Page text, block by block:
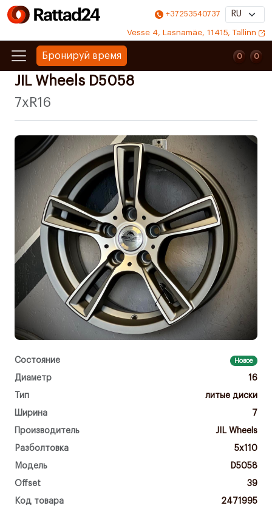
+37253540737
Vesse 4, Lasnamäe, 11415, Tallinn
Бронируй время 0 0
0 0
JIL Wheels D5058
7xR16
Состояние Новое
Диаметр 16
Тип литые диски
Ширина 7
Производитель JIL Wheels
Разболтовка 5x110
Модель D5058
Offset 39
Код товара 2471995